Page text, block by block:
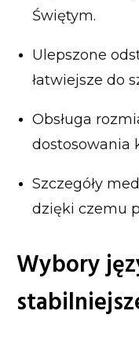
Świętym.
Ulepszone
łatwiejsze do
Obsługa
dostosowania
Szczegóły
dzięki czemu
Wybory